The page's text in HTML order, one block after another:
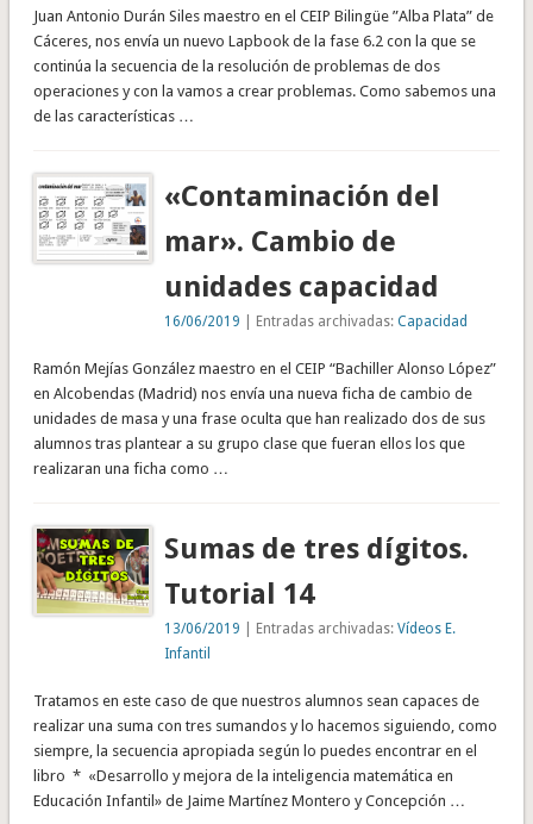
Juan Antonio Durán Siles maestro en el CEIP Bilingüe ”Alba Plata” de
Cáceres, nos envía un nuevo Lapbook de la fase 6.2 con la que se
continúa la secuencia de la resolución de problemas de dos
operaciones y con la vamos a crear problemas. Como sabemos una
de las características …
«Contaminación del
mar». Cambio de
unidades capacidad
16/06/2019 | Entradas archivadas:Capacidad
Ramón Mejías González maestro en el CEIP “Bachiller Alonso López”
en Alcobendas (Madrid) nos envía una nueva ficha de cambio de
unidades de masa y una frase oculta que han realizado dos de sus
alumnos tras plantear a su grupo clase que fueran ellos los que
realizaran una ficha como …
Sumas de tres dígitos.
Tutorial 14
13/06/2019 | Entradas archivadas:Vídeos E.
Infantil
Tratamos en este caso de que nuestros alumnos sean capaces de
realizar una suma con tres sumandos y lo hacemos siguiendo, como
siempre, la secuencia apropiada según lo puedes encontrar en el
libro * «Desarrollo y mejora de la inteligencia matemática en
Educación Infantil» de Jaime Martínez Montero y Concepción …